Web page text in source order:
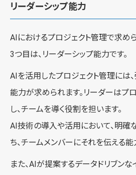
リーダーシップ能力
AIにおけるプロジェクト管理で求め
3つ目は、リーダーシップ能力です。
AIを活用したプロジェクト管理には
能力が求められます。リーダーはプ
し、チームを導く役割を担います。
AI技術の導入や活用において、明確
ち、チームメンバーにそれを伝える能
また、AIが提案するデータドリブンな